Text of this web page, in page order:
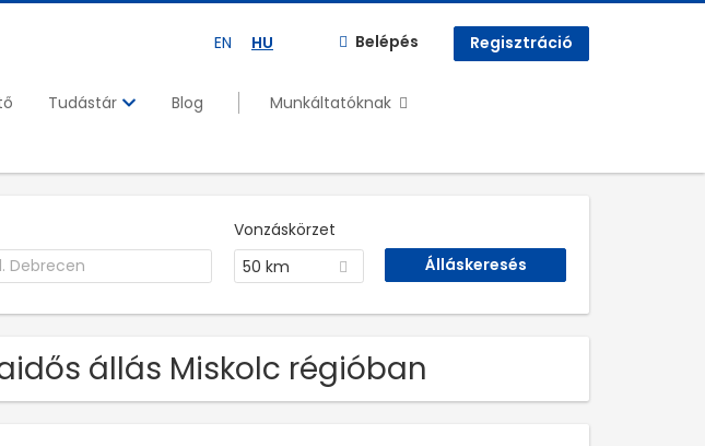
EN HU Belépés Regisztráció
Tudástár Blog
Munkáltatóknak
Vonzáskörzet
50 km
állás Miskolc régióban